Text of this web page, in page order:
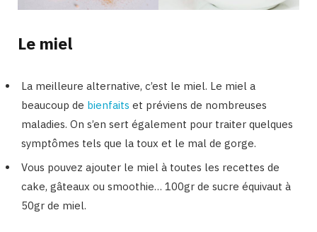
Le miel
La meilleure alternative, c’est le miel. Le miel a
beaucoup de bienfaits et préviens de nombreuses
maladies. On s’en sert également pour traiter quelques
symptômes tels que la toux et le mal de gorge.
Vous pouvez ajouter le miel à toutes les recettes de
cake, gâteaux ou smoothie… 100gr de sucre équivaut à
50gr de miel.